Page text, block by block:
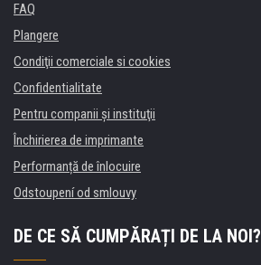
FAQ
Plangere
Condiţii comerciale si cookies
Confidentialitate
Pentru companii și instituţii
Închirierea de imprimante
Performanță de înlocuire
Odstoupení od smlouvy
DE CE SĂ CUMPĂRAȚI DE LA NOI?